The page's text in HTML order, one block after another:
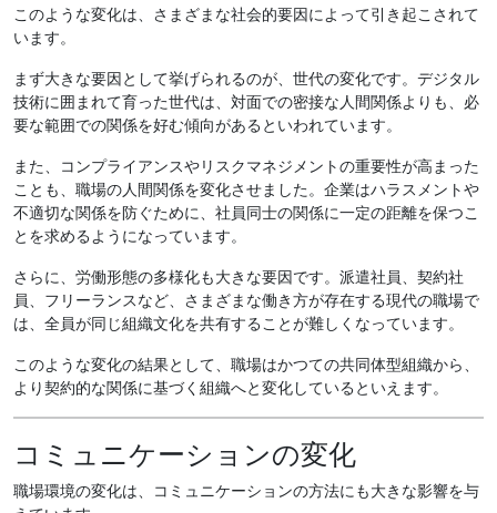
このような変化は、さまざまな社会的要因によって引き起こされて
います。
まず大きな要因として挙げられるのが、世代の変化です。デジタル
技術に囲まれて育った世代は、対面での密接な人間関係よりも、必
要な範囲での関係を好む傾向があるといわれています。
また、コンプライアンスやリスクマネジメントの重要性が高まった
ことも、職場の人間関係を変化させました。企業はハラスメントや
不適切な関係を防ぐために、社員同士の関係に一定の距離を保つこ
とを求めるようになっています。
さらに、労働形態の多様化も大きな要因です。派遣社員、契約社
員、フリーランスなど、さまざまな働き方が存在する現代の職場で
は、全員が同じ組織文化を共有することが難しくなっています。
このような変化の結果として、職場はかつての共同体型組織から、
より契約的な関係に基づく組織へと変化しているといえます。
コミュニケーションの変化
職場環境の変化は、コミュニケーションの方法にも大きな影響を与